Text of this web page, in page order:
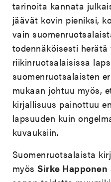
tarinoita kannata
jäävät kovin pieniksi,
vain
todennäköisesti herätä
riikinruotsalaisissa
suomenruotsalaisten
mukaan johtuu myös,
kirjallisuus painottuu
lapsuuden kuin
kuvauksiin.
Suomenruotsalaista
myösSirke Happonen